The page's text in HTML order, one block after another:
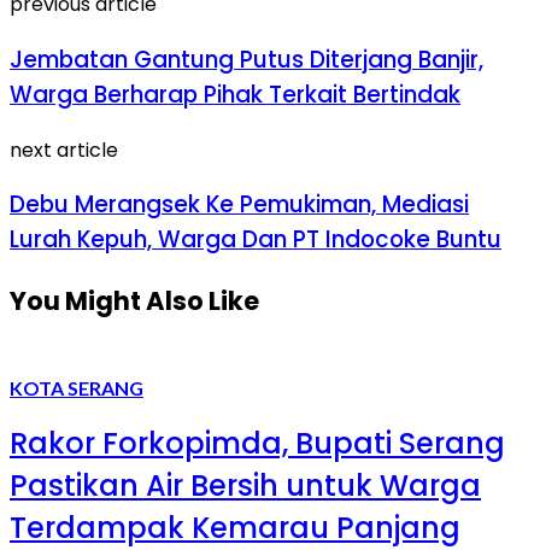
Jembatan Gantung Putus Diterjang Banjir,
Warga Berharap Pihak Terkait Bertindak
next article
Debu Merangsek Ke Pemukiman, Mediasi
Lurah Kepuh, Warga Dan PT Indocoke Buntu
You Might Also Like
KOTA SERANG
Rakor Forkopimda, Bupati Serang
Pastikan Air Bersih untuk Warga
Terdampak Kemarau Panjang